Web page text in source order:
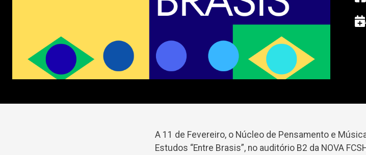
A 11 de Fevereiro, o Núcleo de Pensamento e
Estudos “Entre Brasis”, no auditório B2 da NOVA